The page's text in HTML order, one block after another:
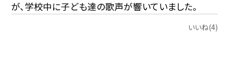
が、学校中に子ども達の歌声が響いていました。
いいね(4)